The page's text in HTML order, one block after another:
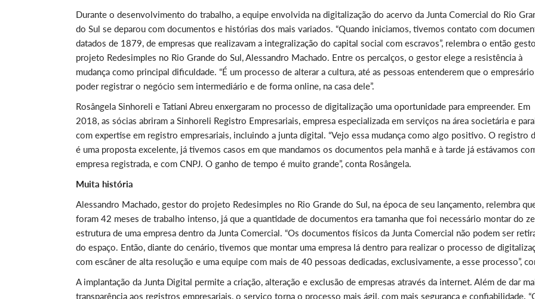
Durante o desenvolvimento do trabalho, a equipe envolvida na digitalização do acervo da Junta Comercial do Rio
do Sul se deparou com documentos e histórias dos mais variados. “Quando iniciamos, tivemos contato com
datados de 1879, de empresas que realizavam a integralização do capital social com escravos”, relembra o então
projeto Redesimples no Rio Grande do Sul, Alessandro Machado. Entre os percalços, o gestor elege a resistência à
mudança como principal dificuldade. “É um processo de alterar a cultura, até as pessoas entenderem que o
poder registrar o negócio sem intermediário e de forma online, na casa dele”.
Rosângela Sinhoreli e Tatiani Abreu enxergaram no processo de digitalização uma oportunidade para empreender. Em
2018, as sócias abriram a Sinhoreli Registro Empresariais, empresa especializada em serviços na área societária e
com expertise em registro empresariais, incluindo a junta digital. “Vejo essa mudança como algo positivo. O registro
é uma proposta excelente, já tivemos casos em que mandamos os documentos pela manhã e à tarde já estávamos
empresa registrada, e com CNPJ. O ganho de tempo é muito grande”, conta Rosângela.
Muita história
Alessandro Machado, gestor do projeto Redesimples no Rio Grande do Sul, na época de seu lançamento, relembra
foram 42 meses de trabalho intenso, já que a quantidade de documentos era tamanha que foi necessário montar do
estrutura de uma empresa dentro da Junta Comercial. “Os documentos físicos da Junta Comercial não podem ser
do espaço. Então, diante do cenário, tivemos que montar uma empresa lá dentro para realizar o processo de
com escâner de alta resolução e uma equipe com mais de 40 pessoas dedicadas, exclusivamente, a esse processo”,
A implantação da Junta Digital permite a criação, alteração e exclusão de empresas através da internet. Além de dar
transparência aos registros empresariais, o serviço torna o processo mais ágil, com mais segurança e confiabilidade.